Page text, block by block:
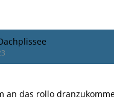
an das rollo